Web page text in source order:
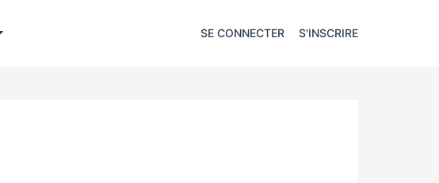
SE CONNECTER S'INSCRIRE